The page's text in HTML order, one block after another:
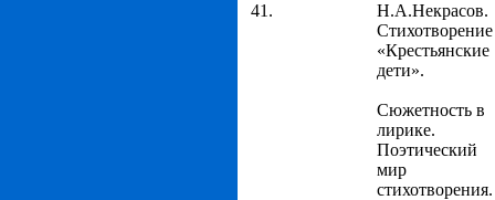
41.
Н.А.Некрасов.
Стихотворение
«Крестьянские
дети».
Сюжетность в
лирике.
Поэтический
мир
стихотворения.